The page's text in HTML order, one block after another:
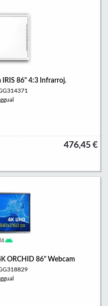
IRIS 86" 4:3 Infrarroj.
476,45 €
ORCHID 86" Webcam